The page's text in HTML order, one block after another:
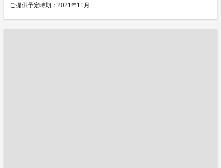
ご提供予定時期：2021年11月